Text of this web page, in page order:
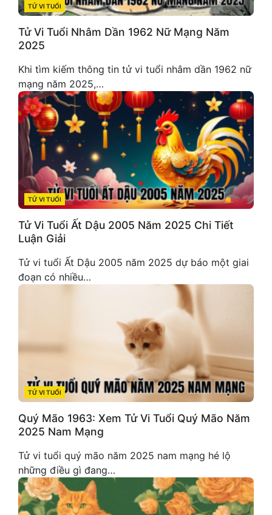
CATEGORIES
TỬ VI TUỔI
Tử Vi Tuổi Nhâm Dần 1962 Nữ Mạng Năm
2025
Khi tìm kiếm thông tin tử vi tuổi nhâm dần 1962 nữ
mạng năm 2025,…
CATEGORIES
TỬ VI TUỔI
Tử Vi Tuổi Ất Dậu 2005 Năm 2025 Chi Tiết
Luận Giải
Tử vi tuổi Ất Dậu 2005 năm 2025 dự báo một giai
đoạn có nhiều…
CATEGORIES
TỬ VI TUỔI
Quý Mão 1963: Xem Tử Vi Tuổi Quý Mão Năm
2025 Nam Mạng
Tử vi tuổi quý mão năm 2025 nam mạng hé lộ
những điều gì đang…